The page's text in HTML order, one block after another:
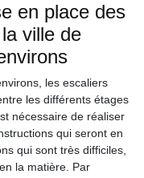
en place des
ville de
les escaliers
les différents étages
nécessaire de réaliser
qui seront en
qui sont très difficiles,
la matière. Par